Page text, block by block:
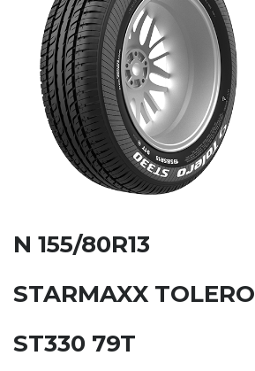
N 155/80R13
STARMAXX TOLERO
ST330 79T